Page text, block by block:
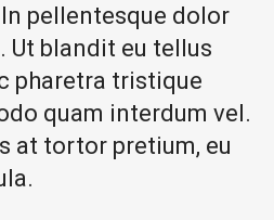
pellentesque dolor
Ut blandit eu tellus
pharetra tristique
quam interdum vel.
at tortor pretium, eu